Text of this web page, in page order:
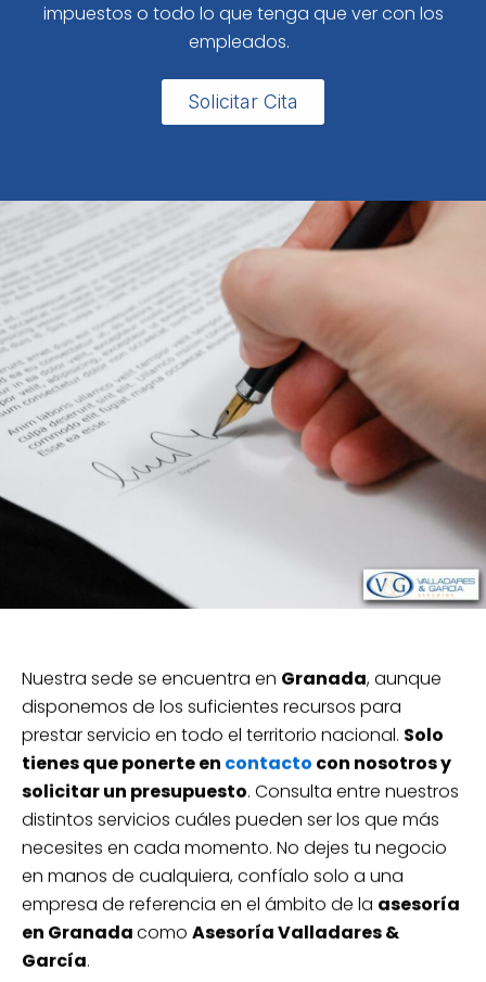
impuestos o todo lo que tenga que ver con los
empleados.
Solicitar Cita
Nuestra sede se encuentra en Granada, aunque
disponemos de los suficientes recursos para
prestar servicio en todo el territorio nacional. Solo
tienes que ponerte en contacto con nosotros y
solicitar un presupuesto. Consulta entre nuestros
distintos servicios cuáles pueden ser los que más
necesites en cada momento. No dejes tu negocio
en manos de cualquiera, confíalo solo a una
empresa de referencia en el ámbito de la asesoría
en Granadacomo Asesoría Valladares &
García.